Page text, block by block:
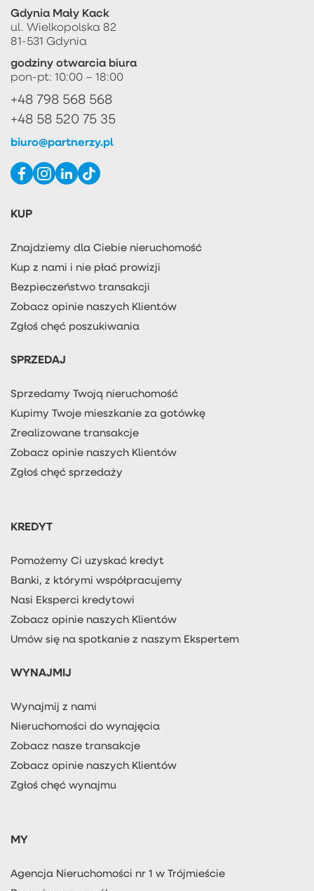
Gdynia Mały Kack
ul. Wielkopolska 82
81-531 Gdynia
godziny otwarcia biura
pon-pt: 10:00 – 18:00
+48 798 568 568
+48 58 520 75 35
biuro@partnerzy.pl
KUP
Znajdziemy dla Ciebie nieruchomość
Kup z nami i nie płać prowizji
Bezpieczeństwo transakcji
Zobacz opinie naszych Klientów
Zgłoś chęć poszukiwania
SPRZEDAJ
Sprzedamy Twoją nieruchomość
Kupimy Twoje mieszkanie za gotówkę
Zrealizowane transakcje
Zobacz opinie naszych Klientów
Zgłoś chęć sprzedaży
KREDYT
Pomożemy Ci uzyskać kredyt
Banki, z którymi współpracujemy
Nasi Eksperci kredytowi
Zobacz opinie naszych Klientów
Umów się na spotkanie z naszym Ekspertem
WYNAJMIJ
Wynajmij z nami
Nieruchomości do wynajęcia
Zobacz nasze transakcje
Zobacz opinie naszych Klientów
Zgłoś chęć wynajmu
MY
Agencja Nieruchomości nr 1 w Trójmieście